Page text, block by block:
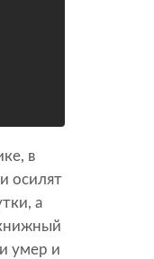
в
осилят
а
умер и